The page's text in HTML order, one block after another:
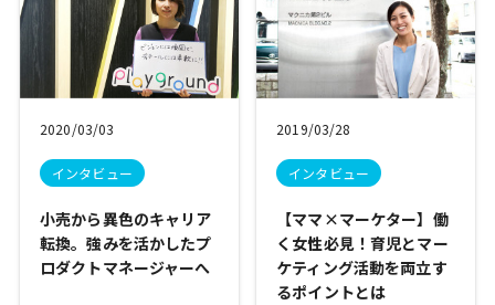
2020/03/03
インタビュー
小売から異色のキャリア
転換。強みを活かしたプ
ロダクトマネージャーへ
2019/03/28
インタビュー
【ママ×マーケター】働
く女性必見！育児とマー
ケティング活動を両立す
るポイントとは